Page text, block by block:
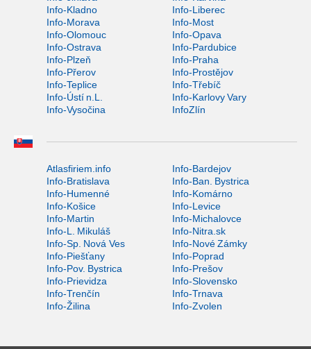
Info-Kladno
Info-Liberec
Info-Morava
Info-Most
Info-Olomouc
Info-Opava
Info-Ostrava
Info-Pardubice
Info-Plzeň
Info-Praha
Info-Přerov
Info-Prostějov
Info-Teplice
Info-Třebíč
Info-Ústí n.L.
Info-Karlovy Vary
Info-Vysočina
InfoZlín
Atlasfiriem.info
Info-Bardejov
Info-Bratislava
Info-Ban. Bystrica
Info-Humenné
Info-Komárno
Info-Košice
Info-Levice
Info-Martin
Info-Michalovce
Info-L. Mikuláš
Info-Nitra.sk
Info-Sp. Nová Ves
Info-Nové Zámky
Info-Piešťany
Info-Poprad
Info-Pov. Bystrica
Info-Prešov
Info-Prievidza
Info-Slovensko
Info-Trenčín
Info-Trnava
Info-Žilina
Info-Zvolen